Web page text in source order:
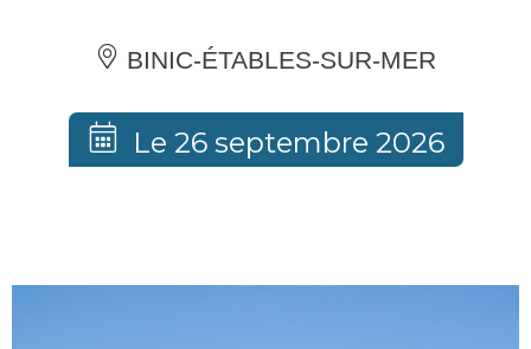
BINIC-ÉTABLES-SUR-MER
Le 26 septembre 2026